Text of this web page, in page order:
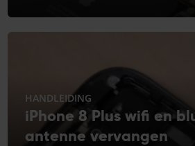
HANDLEIDING
iPhone 8 Plus wifi en
antenne vervangen